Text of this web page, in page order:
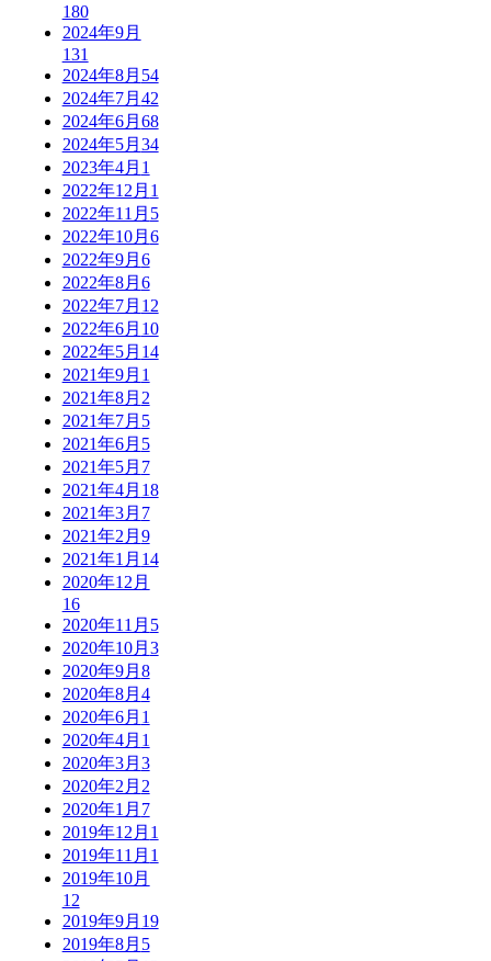
180
2024年9月
131
2024年8月 54
2024年7月 42
2024年6月 68
2024年5月 34
2023年4月 1
2022年12月 1
2022年11月 5
2022年10月 6
2022年9月 6
2022年8月 6
2022年7月 12
2022年6月 10
2022年5月 14
2021年9月 1
2021年8月 2
2021年7月 5
2021年6月 5
2021年5月 7
2021年4月 18
2021年3月 7
2021年2月 9
2021年1月 14
2020年12月
16
2020年11月 5
2020年10月 3
2020年9月 8
2020年8月 4
2020年6月 1
2020年4月 1
2020年3月 3
2020年2月 2
2020年1月 7
2019年12月 1
2019年11月 1
2019年10月
12
2019年9月 19
2019年8月 5